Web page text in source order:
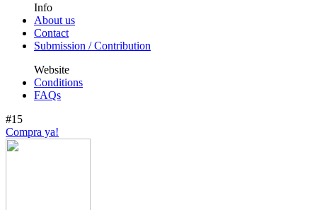
Info
About us
Contact
Submission / Contribution
Website
Conditions
FAQs
#15
Compra ya!